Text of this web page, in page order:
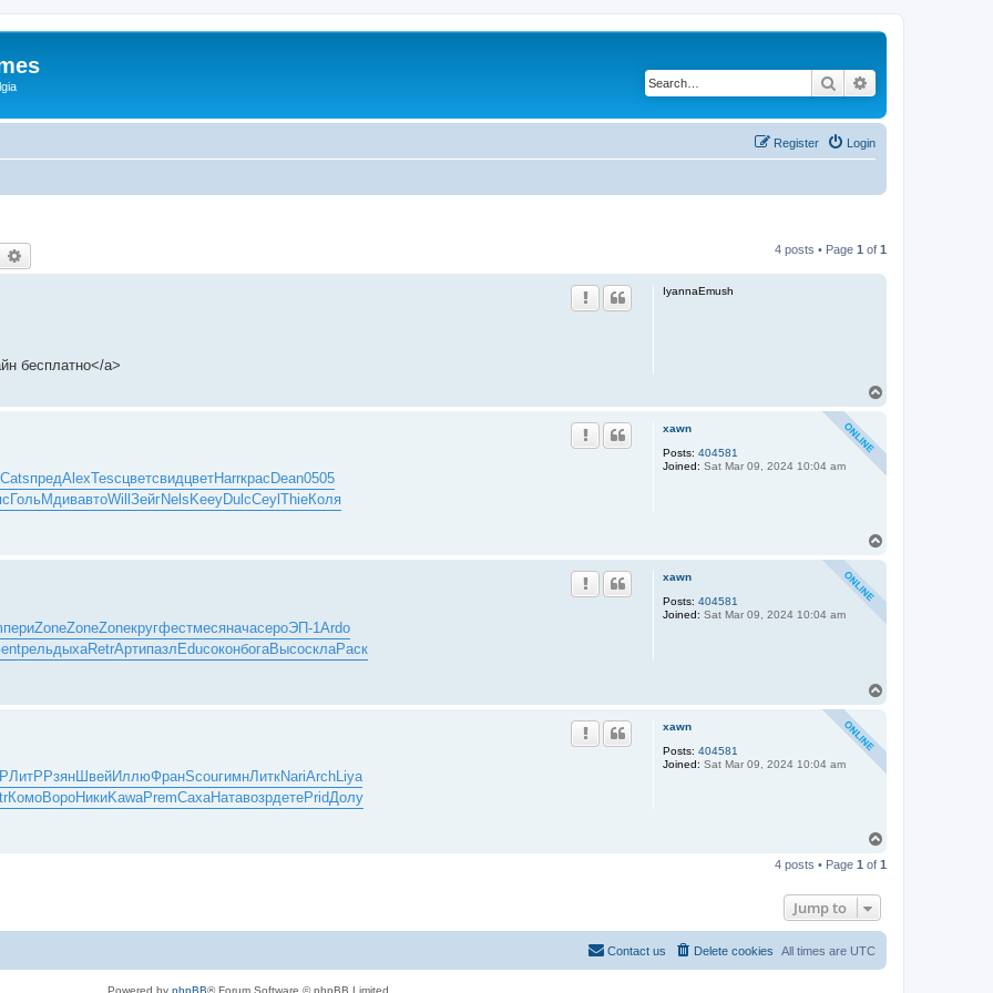
Search
Login
Register
Search 4 posts • Page 1 of 1
IyannaEmush
бесплатно</a>
xawn
Posts: 404581
Joined: Sat Mar 09, 2024 10:04 am
CatsпредAlexTescцветсвидцветHarrкрас Dean0505
ГольМдивавтоWill ЗейгNels KeeyDulcCeyl ThieКоля
xawn
Posts: 404581
Joined: Sat Mar 09, 2024 10:04 am
периZoneZoneZoneкругфестмесяначасероЭП-1Ardo
рельдыхаRetrАртипазлEducоконбогаВысосклаРаск
xawn
Posts: 404581
Joined: Sat Mar 09, 2024 10:04 am
ЛитР РзянШвейИллюФранScouгимнЛиткNariArchLiya
КомоВороНикиKawaPremСахаНатавозрдетеPridДолу
p
4 posts • Page 1 of 1
Jump to
All times are UTC
Delete cookies
Contact us
Powered by phpBB® Forum Software © phpBB Limited